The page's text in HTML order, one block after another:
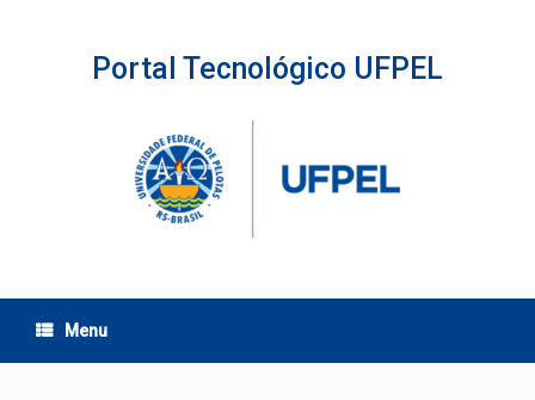
Portal Tecnológico UFPEL
Menu